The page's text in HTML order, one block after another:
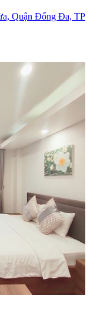
Quận Đống Đa, TP